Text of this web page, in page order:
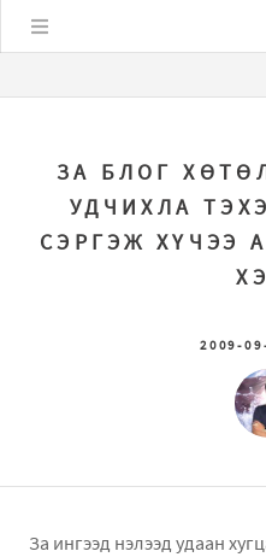
ЗА БЛОГ
УДЧИХЛА
СЭРГЭЖ ХҮЧЭЭ
2009-
За ингээд нэлээд удаан